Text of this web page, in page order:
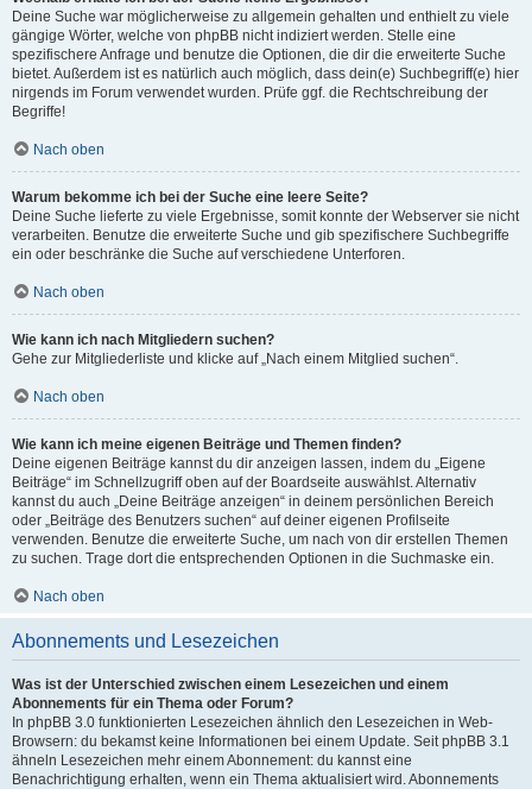
Deine Suche war möglicherweise zu allgemein gehalten und enthielt zu viele
gängige Wörter, welche von phpBB nicht indiziert werden. Stelle eine
spezifischere Anfrage und benutze die Optionen, die dir die erweiterte Suche
bietet. Außerdem ist es natürlich auch möglich, dass dein(e) Suchbegriff(e) hier
nirgends im Forum verwendet wurden. Prüfe ggf. die Rechtschreibung der
Begriffe!
Nach oben
Warum bekomme ich bei der Suche eine leere Seite?
Deine Suche lieferte zu viele Ergebnisse, somit konnte der Webserver sie nicht
verarbeiten. Benutze die erweiterte Suche und gib spezifischere Suchbegriffe
ein oder beschränke die Suche auf verschiedene Unterforen.
Nach oben
Wie kann ich nach Mitgliedern suchen?
Gehe zur Mitgliederliste und klicke auf „Nach einem Mitglied suchen“.
Nach oben
Wie kann ich meine eigenen Beiträge und Themen finden?
Deine eigenen Beiträge kannst du dir anzeigen lassen, indem du „Eigene
Beiträge“ im Schnellzugriff oben auf der Boardseite auswählst. Alternativ
kannst du auch „Deine Beiträge anzeigen“ in deinem persönlichen Bereich
oder „Beiträge des Benutzers suchen“ auf deiner eigenen Profilseite
verwenden. Benutze die erweiterte Suche, um nach von dir erstellen Themen
zu suchen. Trage dort die entsprechenden Optionen in die Suchmaske ein.
Nach oben
Abonnements und Lesezeichen
Was ist der Unterschied zwischen einem Lesezeichen und einem
Abonnements für ein Thema oder Forum?
In phpBB 3.0 funktionierten Lesezeichen ähnlich den Lesezeichen in Web-
Browsern: du bekamst keine Informationen bei einem Update. Seit phpBB 3.1
ähneln Lesezeichen mehr einem Abonnement: du kannst eine
Benachrichtigung erhalten, wenn ein Thema aktualisiert wird. Abonnements